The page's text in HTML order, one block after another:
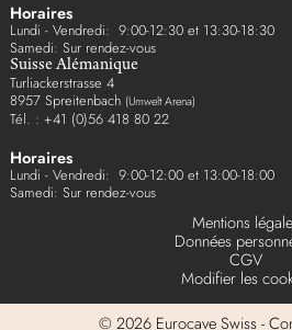
Horaires
Lundi - Vendredi: 9:00-12:30 et 13:30-18:30
Samedi: Sur rendez-vous
Suisse Alémanique
Turliackerstrasse 4
8957 Spreitenbach (Umwelt Arena)
Tél. : +41 (0)56 418 80 22
Horaires
Lundi - Vendredi: 9:00-12:00 et 13:00-18:00
Samedi: Sur rendez-vous
Mentions
Données
CGV
Modifier les
© 2026 Eurocave Swiss -